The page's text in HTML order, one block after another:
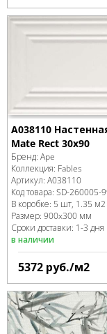
A038110
Mate Rect 30x90
Бренд: Ape
Коллекция: Fables
Артикул: A038110
Код товара: SD-260005-
В коробке: 5 шт, 1.35 м2
Размер: 900x300 мм
Сроки доставки: 1-3 дня
в наличии
5372 руб./м2